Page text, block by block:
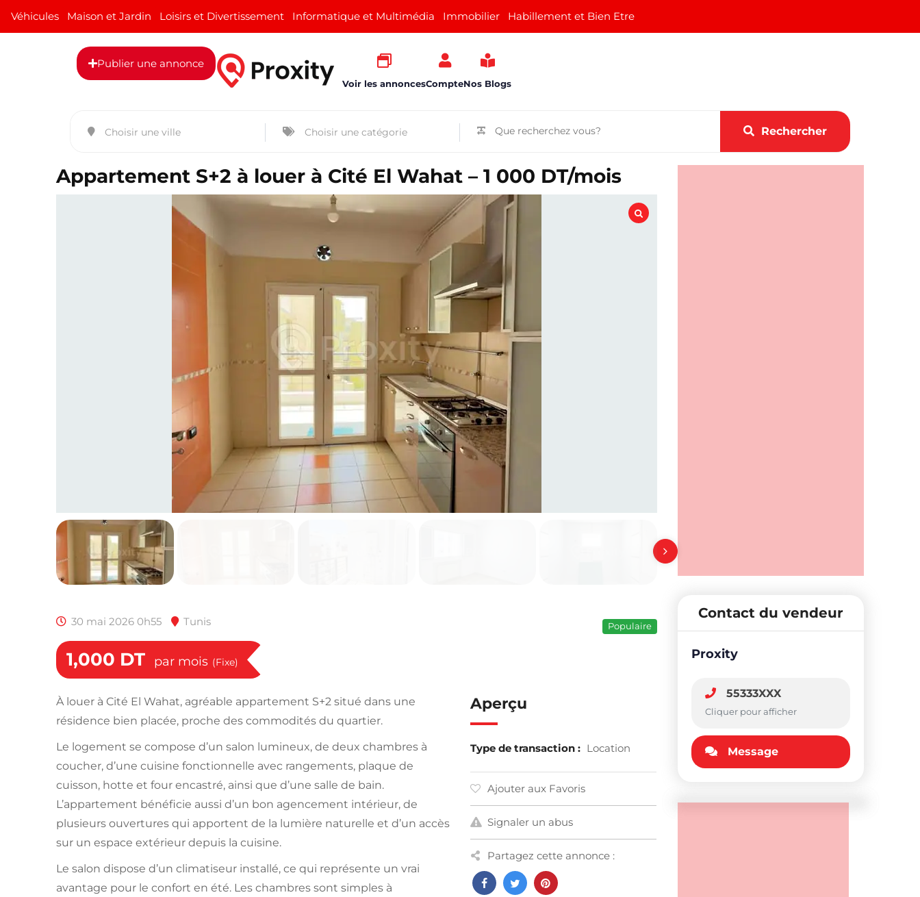
Véhicules Maison et Jardin Loisirs et Divertissement Informatique et Multimédia Immobilier Habillement et Bien Etre
Publier une annonce
Voir les annoncesCompteNos Blogs
Rechercher
Appartement S+2 à louer à Cité El Wahat – 1 000 DT/mois
30 mai 2026 0h55 Tunis Populaire
1,000 DT par mois (Fixe)
À louer à Cité El Wahat, agréable appartement S+2 situé dans une
résidence bien placée, proche des commodités du quartier.
Le logement se compose d’un salon lumineux, de deux chambres à
coucher, d’une cuisine fonctionnelle avec rangements, plaque de
cuisson, hotte et four encastré, ainsi que d’une salle de bain.
L’appartement bénéficie aussi d’un bon agencement intérieur, de
plusieurs ouvertures qui apportent de la lumière naturelle et d’un accès
sur un espace extérieur depuis la cuisine.
Le salon dispose d’un climatiseur installé, ce qui représente un vrai
avantage pour le confort en été. Les chambres sont simples à
Aperçu
Type de transaction : Location
Ajouter aux Favoris
Signaler un abus
Partagez cette annonce :
Contact du vendeur
Proxity
55333XXX
Cliquer pour afficher
Message